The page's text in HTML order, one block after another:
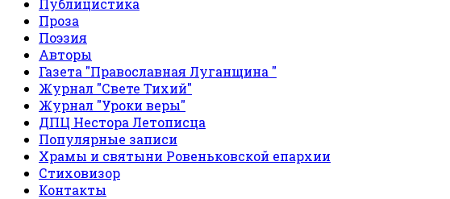
Публицистика
Проза
Поэзия
Авторы
Газета "Православная Луганщина "
Журнал "Свете Тихий"
Журнал "Уроки веры"
ДПЦ Нестора Летописца
Популярные записи
Храмы и святыни Ровеньковской епархии
Стиховизор
Контакты